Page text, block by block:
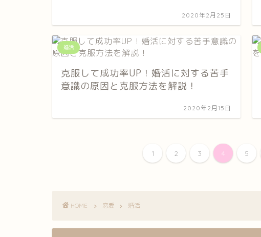
2020年2月25日
婚活
克服して成功率UP！婚活に対する苦手
意識の原因と克服方法を解説！
2020年2月15日
1 2 3 4 5
HOME 恋愛 婚活